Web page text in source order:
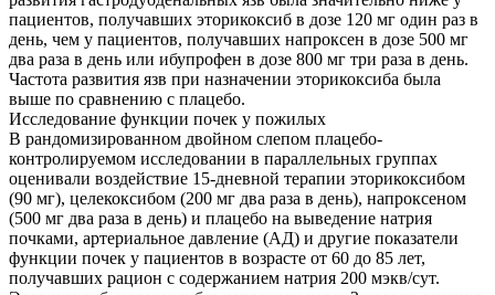
пациентов, получавших эторикоксиб в дозе 120 мг один раз в
день, чем у пациентов, получавших напроксен в дозе 500 мг
два раза в день или ибупрофен в дозе 800 мг три раза в день.
Частота развития язв при назначении эторикоксиба была
выше по сравнению с плацебо.
Исследование функции почек у пожилых
В рандомизированном двойном слепом плацебо-
контролируемом исследовании в параллельных группах
оценивали воздействие 15-дневной терапии эторикоксибом
(90 мг), целекоксибом (200 мг два раза в день), напроксеном
(500 мг два раза в день) и плацебо на выведение натрия
почками, артериальное давление (АД) и другие показатели
функции почек у пациентов в возрасте от 60 до 85 лет,
получавших рацион с содержанием натрия 200 мэкв/сут.